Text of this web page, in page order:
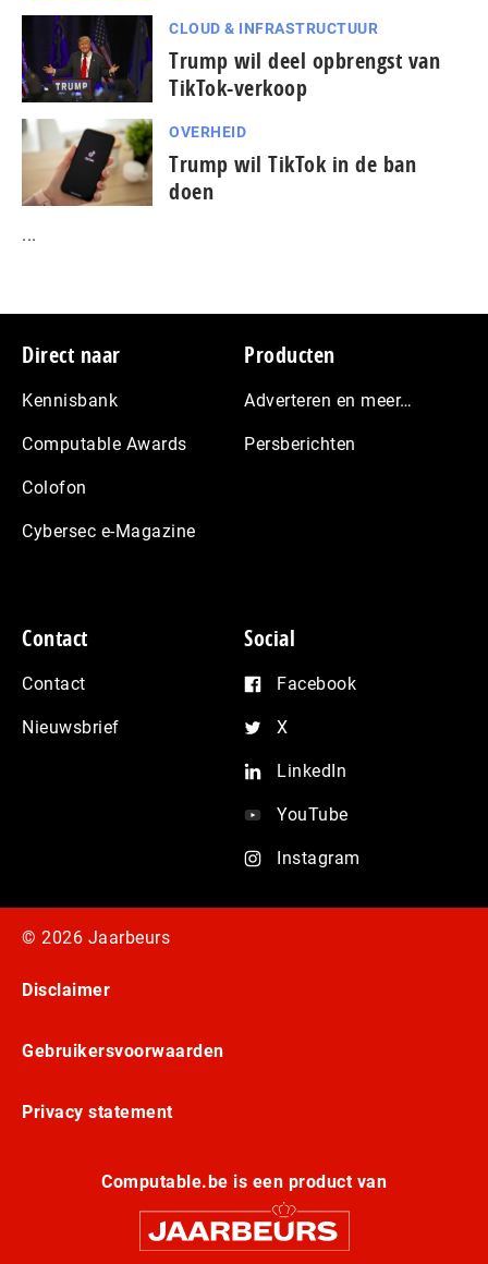
CLOUD & INFRASTRUCTUUR
Trump wil deel opbrengst van
TikTok-verkoop
OVERHEID
Trump wil TikTok in de ban
doen
...
Footer
Direct naar
Kennisbank
Computable Awards
Colofon
Cybersec e-Magazine
Producten
Adverteren en meer…
Persberichten
Contact
Contact
Nieuwsbrief
Social
Facebook
X
LinkedIn
YouTube
Instagram
© 2026 Jaarbeurs
Disclaimer
Gebruikersvoorwaarden
Privacy statement
Computable.be is een product van